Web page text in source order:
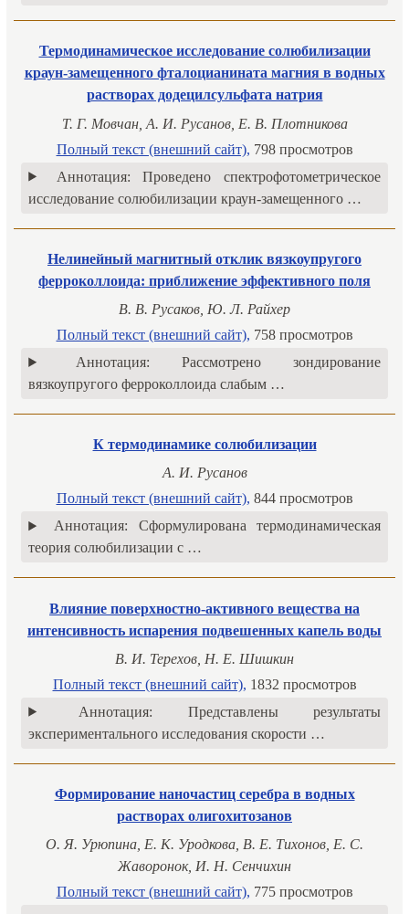
Термодинамическое исследование солюбилизации
краун-замещенного фталоцианината магния в водных
растворах додецилсульфата натрия
Т. Г. Мовчан, А. И. Русанов, Е. В. Плотникова
Полный текст (внешний сайт), 798 просмотров
Аннотация:Проведено спектрофотометрическое
исследование солюбилизации краун-замещенного …
Нелинейный магнитный отклик вязкоупругого
ферроколлоида: приближение эффективного поля
В. В. Русаков, Ю. Л. Райхер
Полный текст (внешний сайт), 758 просмотров
Аннотация: Рассмотрено зондирование
вязкоупругого ферроколлоида слабым …
К термодинамике солюбилизации
А. И. Русанов
Полный текст (внешний сайт), 844 просмотров
Аннотация: Сформулирована термодинамическая
теория солюбилизации с …
Влияние поверхностно-активного вещества на
интенсивность испарения подвешенных капель воды
В. И. Терехов, Н. Е. Шишкин
Полный текст (внешний сайт), 1832 просмотров
Аннотация: Представлены результаты
экспериментального исследования скорости …
Формирование наночастиц серебра в водных
растворах олигохитозанов
О. Я. Урюпина, Е. К. Уродкова, В. Е. Тихонов, Е. С.
Жаворонок, И. Н. Сенчихин
Полный текст (внешний сайт), 775 просмотров